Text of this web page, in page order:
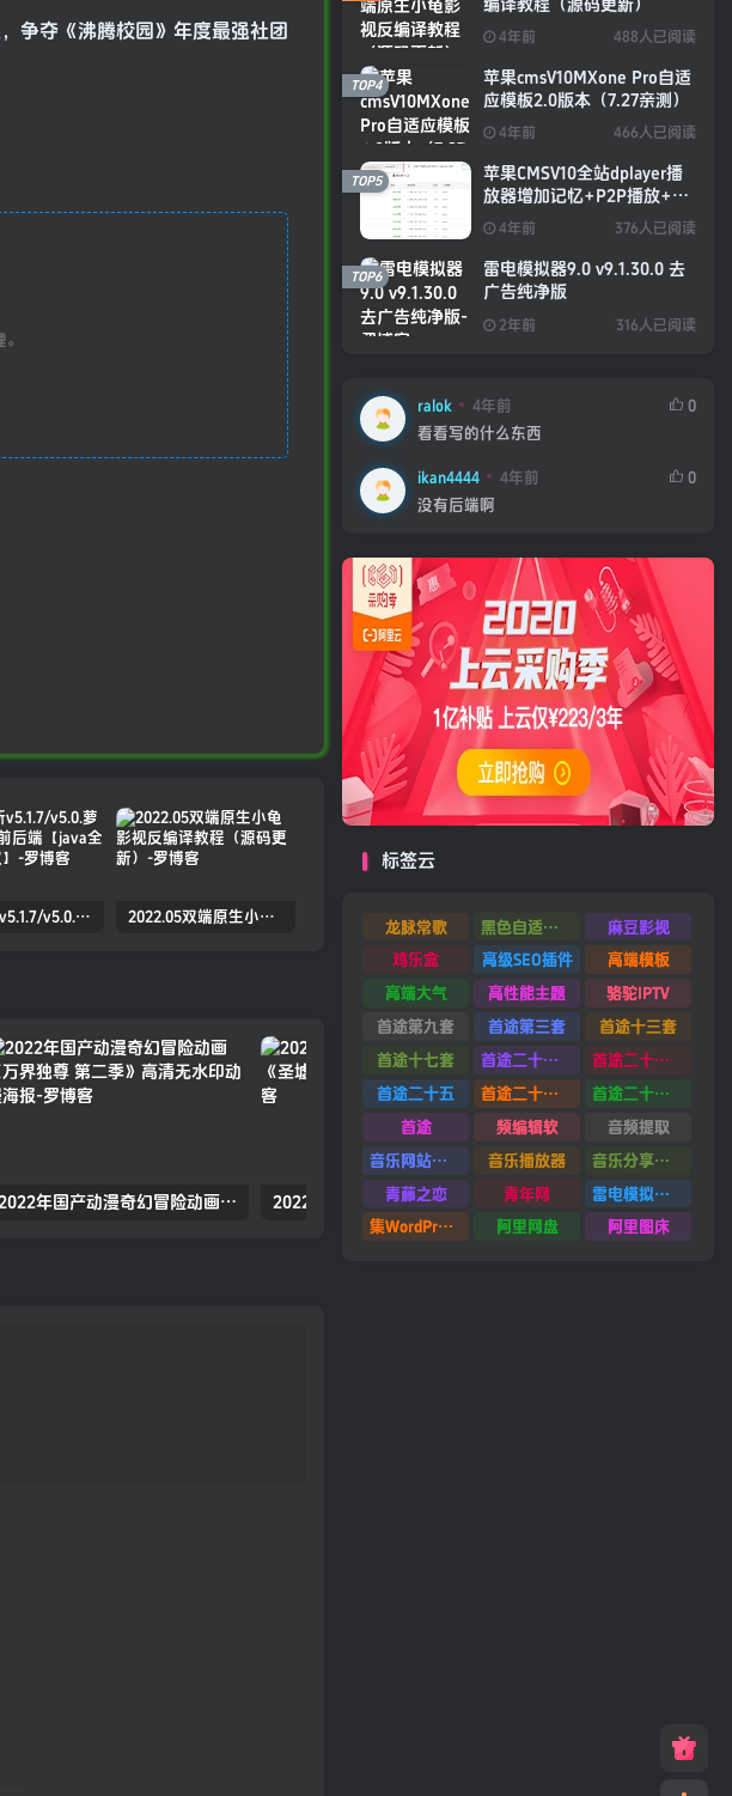
争夺《沸腾校园》年度最强社团
绿豆最新v5.1.7/v5.0.萝卜app源码前后端【java全开源免授权】 2022.05双端原生小龟影视反编译教程（源码更新） 苹果CMSV10全站dplayer播放器增加记忆+P2P播放+弹幕+自动下一集功能
2022年国产动漫奇幻冒险动画《万界独尊 第二季》高清无水印动漫海报 2022年国产动漫冒险武侠动态漫《圣墟》高清无水印动漫海报
编译教程（源码更新）
4年前 488人已阅读
苹果cmsV10MXone Pro自适
应模板2.0版本（7.27亲测）
4年前 466人已阅读
TOP4
苹果CMSV10全站dplayer播
放器增加记忆+P2P播放+弹
幕+自动下一集功能
4年前 376人已阅读
TOP5
雷电模拟器9.0 v9.1.30.0 去
广告纯净版
2年前 316人已阅读
TOP6
ralok 4年前
0
看看写的什么东西
ikan4444 4年前
0
没有后端啊
标签云
龙脉常歌 黑色自适应模板
麻豆影视
鸡乐盒
高级SEO插件
高端模板
高端大气
高性能主题
骆驼IPTV
首途第九套
首途第三套
首途十三套
首途十七套
首途二十四套
首途二十六套
首途二十五
首途二十二套
首途二十一套
首途
频编辑软
音频提取
音乐网站源码
音乐播放器
音乐分享平台源码
青藤之恋
青年网
雷电模拟器9.0
集WordPress集插件
阿里网盘 阿里图床